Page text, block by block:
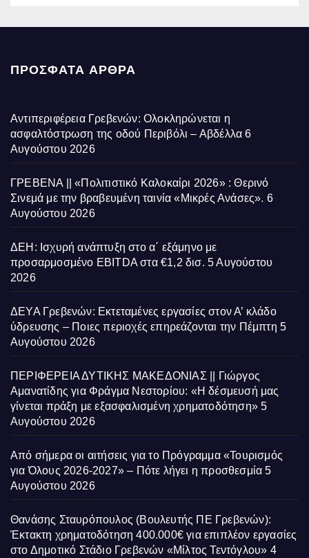
ΠΡΌΣΦΑΤΑ ΆΡΘΡΑ
Αντιπεριφέρεια Γρεβενών: Ολοκληρώνεται η
ασφαλτόστρωση της οδού Περιβόλι – Αβδέλλα 6
Αυγούστου 2026
ΓΡΕΒΕΝΑ || «Πολιτιστικό Καλοκαίρι 2026» : Θερινό
Σινεμά με την βραβευμένη ταινία «Μικρές Ανάσες». 6
Αυγούστου 2026
ΔΕΗ: Ισχυρή ανάπτυξη στο α΄ εξάμηνο με
προσαρμοσμένο EBITDA στα €1,2 δισ. 5 Αυγούστου
2026
ΔΕΥΑ Γρεβενών: Εκτεταμένες εργασίες στον Α’ κλάδο
ύδρευσης – Ποιες περιοχές επηρεάζονται την Πέμπτη 5
Αυγούστου 2026
ΠΕΡΙΦΕΡΕΙΑ ΔΥΤΙΚΗΣ ΜΑΚΕΔΟΝΙΑΣ || Γιώργος
Αμανατίδης για Φράγμα Νεστορίου: «Η δέσμευσή μας
γίνεται πράξη με εξασφαλισμένη χρηματοδότηση» 5
Αυγούστου 2026
Από σήμερα οι αιτήσεις για το Πρόγραμμα «Τουρισμός
για Όλους 2026-2027» – Πότε λήγει η προσθεσμία 5
Αυγούστου 2026
Θανάσης Σταυρόπουλος (Βουλευτής ΠΕ Γρεβενών):
Έκτακτη χρηματοδότηση 400.000€ για επιπλέον εργασίες
στο Δημοτικό Στάδιο Γρεβενών «Μίλτος Τεντόγλου» 4